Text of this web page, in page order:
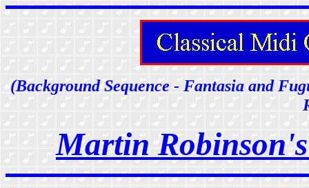
(Background Sequence - Fantasia and
Martin